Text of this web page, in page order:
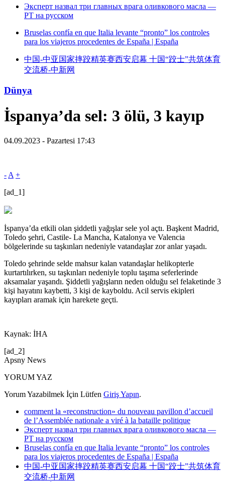
Эксперт назвал три главных врага оливкового масла —
РТ на русском
Bruselas confía en que Italia levante “pronto” los controles
para los viajeros procedentes de España | España
中国-中亚国家摔跤精英赛西安启幕 十国“跤士”共筑体育
交流桥-中新网
Dünya
İspanya’da sel: 3 ölü, 3 kayıp
04.09.2023 - Pazartesi 17:43
- A +
[ad_1]
İspanya’da etkili olan şiddetli yağışlar sele yol açtı. Başkent Madrid,
Toledo şehri, Castile- La Mancha, Katalonya ve Valencia
bölgelerinde su taşkınları nedeniyle vatandaşlar zor anlar yaşadı.
Toledo şehrinde selde mahsur kalan vatandaşlar helikopterle
kurtartılırken, su taşkınları nedeniyle toplu taşıma seferlerinde
aksamalar yaşandı. Şiddetli yağışların neden olduğu sel felaketinde 3
kişi hayatını kaybetti, 3 kişi de kayboldu. Acil servis ekipleri
kayıpları aramak için harekete geçti.
Kaynak: İHA
[ad_2]
Apsny News
YORUM YAZ
Yorum Yazabilmek İçin Lütfen Giriş Yapın.
comment la «reconstruction» du nouveau pavillon d’accueil
de l’Assemblée nationale a viré à la bataille politique
Эксперт назвал три главных врага оливкового масла —
РТ на русском
Bruselas confía en que Italia levante “pronto” los controles
para los viajeros procedentes de España | España
中国-中亚国家摔跤精英赛西安启幕 十国“跤士”共筑体育
交流桥-中新网